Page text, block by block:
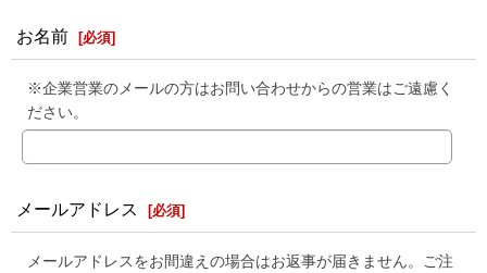
お名前 [必須]
※企業営業のメールの方はお問い合わせからの営業はご遠慮く
ださい。
メールアドレス [必須]
メールアドレスをお間違えの場合はお返事が届きません。ご注